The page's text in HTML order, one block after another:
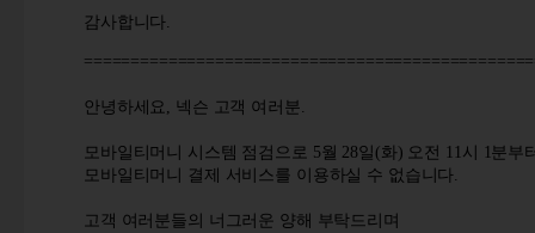
감사합니다.
안녕하세요 , 넥슨 고객 여러분.
모바일티머니 시스템 점검으로 5월 28일 (화) 오전 11 시 1 분부
모바일티머니 결제 서비스를 이용하실 수 없습니다.
고객 여러분들의 너그러운 양해 부탁드리며